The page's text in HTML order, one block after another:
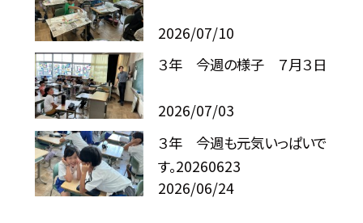
2026/07/10
３年 今週の様子 ７月３日
2026/07/03
３年 今週も元気いっぱいで
す。20260623
2026/06/24